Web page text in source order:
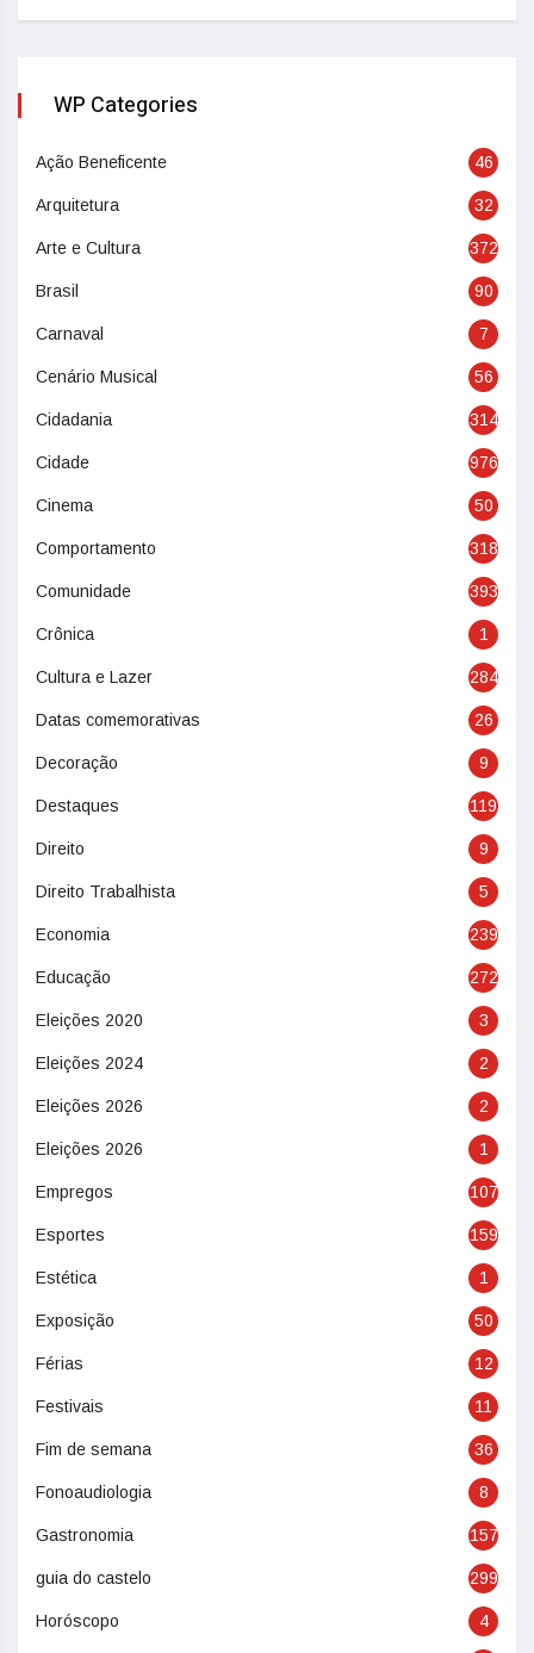
WP Categories
Ação Beneficente 46
Arquitetura 32
Arte e Cultura 372
Brasil 90
Carnaval 7
Cenário Musical 56
Cidadania 314
Cidade 976
Cinema 50
Comportamento 318
Comunidade 393
Crônica 1
Cultura e Lazer 284
Datas comemorativas 26
Decoração 9
Destaques 119
Direito 9
Direito Trabalhista 5
Economia 239
Educação 272
Eleições 2020 3
Eleições 2024 2
Eleições 2026 2
Eleições 2026 1
Empregos 107
Esportes 159
Estética 1
Exposição 50
Férias 12
Festivais 11
Fim de semana 36
Fonoaudiologia 8
Gastronomia 157
guia do castelo 299
Horóscopo 4